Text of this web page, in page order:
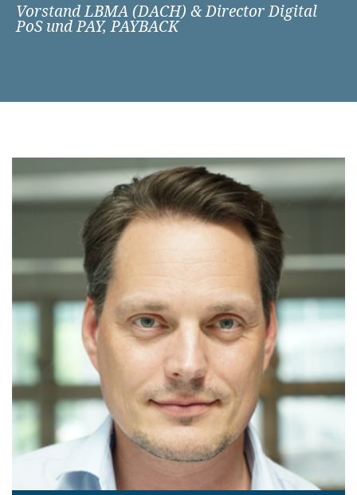
Vorstand LBMA (DACH) & Director Digital
PoS und PAY, PAYBACK